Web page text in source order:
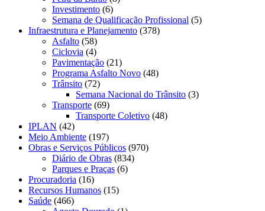
Investimento (6)
Semana de Qualificação Profissional (5)
Infraestrutura e Planejamento (378)
Asfalto (58)
Ciclovia (4)
Pavimentação (21)
Programa Asfalto Novo (48)
Trânsito (72)
Semana Nacional do Trânsito (3)
Transporte (69)
Transporte Coletivo (48)
IPLAN (42)
Meio Ambiente (197)
Obras e Serviços Públicos (970)
Diário de Obras (834)
Parques e Praças (6)
Procuradoria (16)
Recursos Humanos (15)
Saúde (466)